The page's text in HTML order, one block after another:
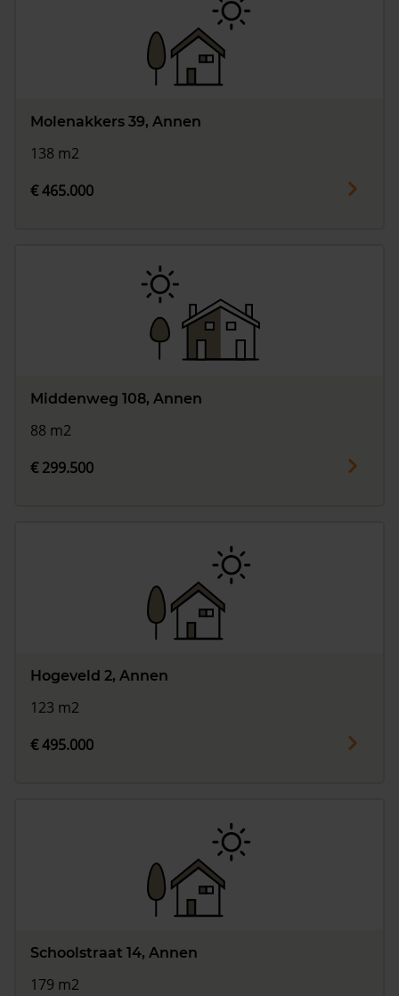
Molenakkers 39, Annen
138 m2
€ 465.000
Middenweg 108, Annen
88 m2
€ 299.500
Hogeveld 2, Annen
123 m2
€ 495.000
Schoolstraat 14, Annen
179 m2